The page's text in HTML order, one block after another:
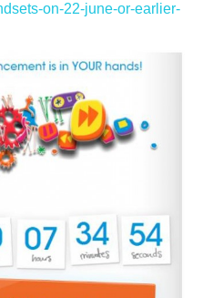
on-22-june-or-earlier-